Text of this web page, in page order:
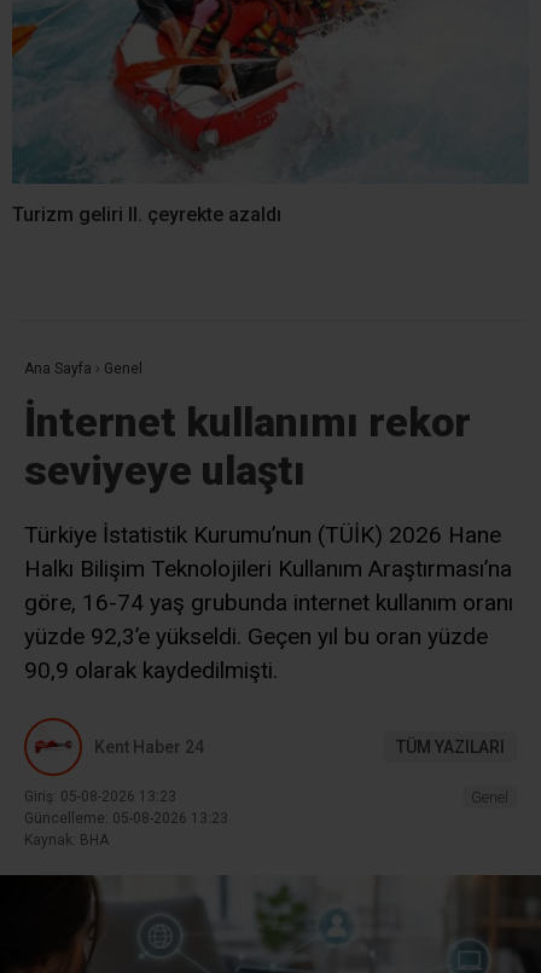
Turizm geliri II. çeyrekte azaldı
Ana Sayfa › Genel
İnternet kullanımı rekor
seviyeye ulaştı
Türkiye İstatistik Kurumu’nun (TÜİK) 2026 Hane
Halkı Bilişim Teknolojileri Kullanım Araştırması’na
göre, 16-74 yaş grubunda internet kullanım oranı
yüzde 92,3’e yükseldi. Geçen yıl bu oran yüzde
90,9 olarak kaydedilmişti.
Kent Haber 24 TÜM YAZILARI
Giriş: 05-08-2026 13:23
Güncelleme: 05-08-2026 13:23
Kaynak: BHA
Genel